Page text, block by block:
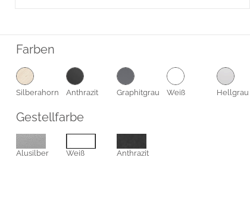
Farben
Silberahorn Anthrazit Graphitgrau Weiß Hellgrau
Gestellfarbe
Alusilber Weiß Anthrazit